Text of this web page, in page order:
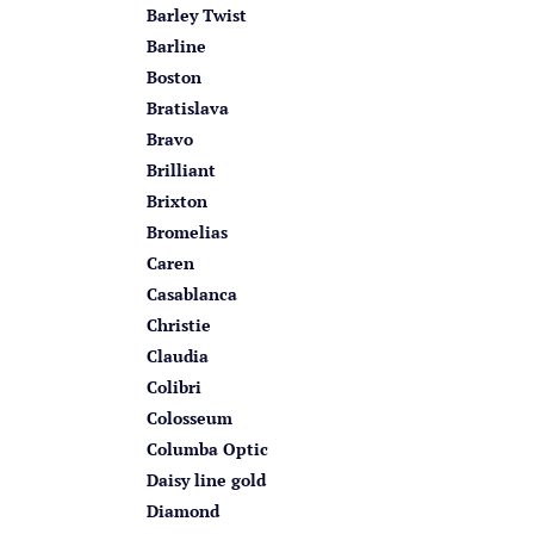
Barley Twist
Barline
Boston
Bratislava
Bravo
Brilliant
Brixton
Bromelias
Caren
Casablanca
Christie
Claudia
Colibri
Colosseum
Columba Optic
Daisy line gold
Diamond